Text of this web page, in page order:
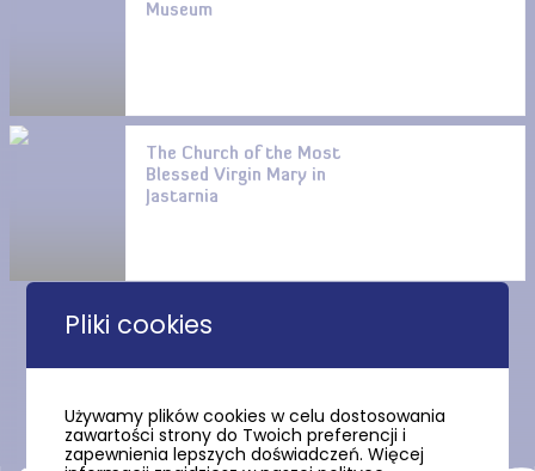
Museum
The Church of the Most
Blessed Virgin Mary in
Jastarnia
Pliki cookies
Używamy plików cookies w celu dostosowania
zawartości strony do Twoich preferencji i
zapewnienia lepszych doświadczeń. Więcej